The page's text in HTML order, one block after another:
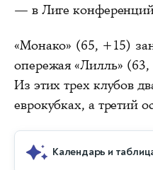
— в Лиге
«Монако» (65, +15)
опережая «Лилль»
Из этих трех клубов
еврокубках, а третий
Календарь и